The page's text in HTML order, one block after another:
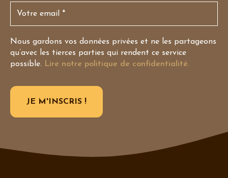
Nous gardons vos données privées et ne les partageons
qu’avec les tierces parties qui rendent ce service
possible.
Lire notre politique de confidentialité.